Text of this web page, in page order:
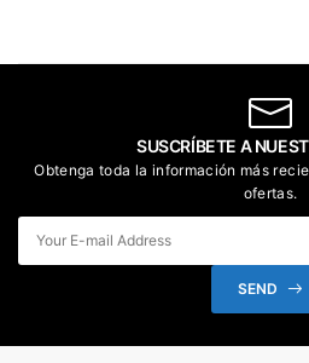
SUSCRÍBETE A
Obtenga toda la información más
ofertas.
SEND